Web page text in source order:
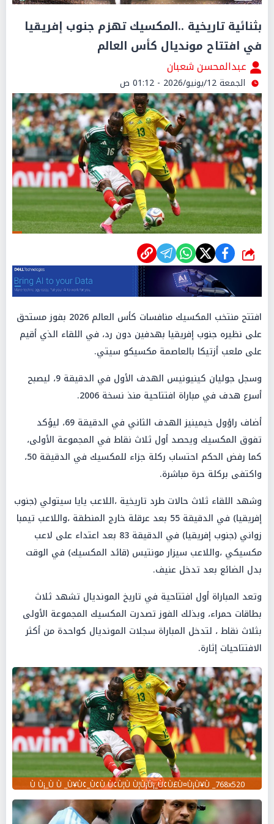
بثنائية تاريخية ..المكسيك تهزم جنوب إفريقيا
في افتتاح مونديال كأس العالم
عبدالمحسن شعبان
الجمعة 12/يونيو/2026 - 01:12 ص
شارك
افتتح منتخب المكسيك منافسات كأس العالم 2026 بفوز مستحق
على نظيره جنوب إفريقيا بهدفين دون رد، في اللقاء الذي أقيم
على ملعب أزتيكا بالعاصمة مكسيكو سيتي.
وسجل جوليان كينيونيس الهدف الأول في الدقيقة 9، ليصبح
أسرع هدف في مباراة افتتاحية منذ نسخة 2006.
أضاف راؤول خيمينيز الهدف الثاني في الدقيقة 69، ليؤكد
تفوق المكسيك ويحصد أول ثلاث نقاط في المجموعة الأولى،
كما رفض الحكم احتساب ركلة جزاء للمكسيك في الدقيقة 50،
واكتفى بركلة حرة مباشرة.
وشهد اللقاء ثلاث حالات طرد تاريخية ،اللاعب يايا سيتولي (جنوب
إفريقيا) في الدقيقة 55 بعد عرقلة خارج المنطقة ،واللاعب تيمبا
زواني (جنوب إفريقيا) في الدقيقة 83 بعد اعتداء على لاعب
مكسيكي ،واللاعب سيزار مونتيس (قائد المكسيك) في الوقت
بدل الضائع بعد تدخل عنيف.
وتعد المباراة أول افتتاحية في تاريخ المونديال تشهد ثلاث
بطاقات حمراء، وبذلك الفوز تصدرت المكسيك المجموعة الأولى
بثلاث نقاط ، لتدخل المباراة سجلات المونديال كواحدة من أكثر
الافتتاحيات إثارة.
Ù Ù¡_Ù Ù _Ù¥Ù¢_Ù¢Ù Ù¢Ù¦Ù Ù¦Ù¡Ù¡_Ù¢Ù£Ù¤Ù¡Ù¥Ù _768x520